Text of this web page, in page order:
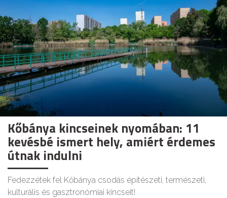
Kőbánya kincseinek nyomában: 11
kevésbé ismert hely, amiért érdemes
útnak indulni
Fedezzétek fel Kőbánya csodás építészeti, természeti,
kulturális és gasztronómiai kincseit!